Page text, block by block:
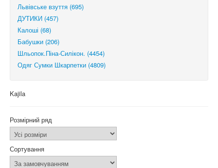
Львівське взуття (695)
ДУТИКИ (457)
Калоші (68)
Бабушки (206)
Шльопок.Піна-Силікон. (4454)
Одяг Сумки Шкарпетки (4809)
Kajila
Розмірний ряд
Сортування